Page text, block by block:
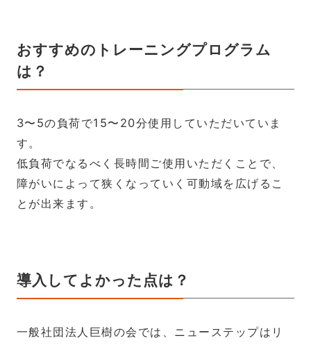
おすすめのトレーニングプログラム
は？
3〜5の負荷で15〜20分使用していただいていま
す。
低負荷でなるべく長時間ご使用いただくことで、
障がいによって狭くなっていく可動域を広げるこ
とが出来ます。
導入してよかった点は？
一般社団法人巨樹の会では、ニューステップはリ